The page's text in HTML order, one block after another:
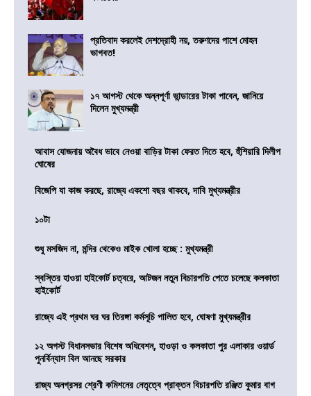
প্রতিবাদ করলেই দেশদ্রোহী নয়, তরুণদের পাশে মোহন
ভাগবত!
১৭ আগস্ট থেকে অন্নপূর্ণা ভান্ডারের টাকা পাবেন, জানিয়ে
দিলেন মুখ্যমন্ত্রী
আবাস যোজনায় অবৈধ ভাবে নেওয়া বাড়ির টাকা ফেরত দিতে হবে, হুঁশিয়ারি দিলীপ
ঘোষের
বিজেপি যা কাজ করছে, রাজ্যে একশো বছর থাকবে, দাবি মুখ্যমন্ত্রীর
১০টা
শুধু মসজিদ না, মন্দির থেকেও মাইক খোলা হচ্ছে : মুখ্যমন্ত্রী
স্বস্তির হাওয়া হাইকোর্ট চত্বরে, আটজন নতুন বিচারপতি পেতে চলেছে কলকাতা
হাইকোর্ট
রাজ্যে এই প্রথম ঘর ঘর তিরঙ্গা কর্মসূচি পালিত হবে, ঘোষণা মুখ্যমন্ত্রীর
১২ অগস্ট বিধানসভার বিশেষ অধিবেশন, হাওড়া ও কলকাতা পুর এলাকার ওয়ার্ড
পুনর্বিন্যাস বিল আনছে সরকার
রাজ্য অনগ্রসর শ্রেণী কমিশনের নেতৃত্বে প্রাক্তন বিচারপতি রঞ্জিত কুমার বাগ